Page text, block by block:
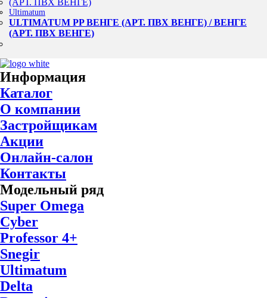
Ultimatum
ULTIMATUM PP ВЕНГЕ (АРТ. ПВХ ВЕНГЕ) / ВЕНГЕ
(АРТ. ПВХ ВЕНГЕ)
Информация
Каталог
О компании
Застройщикам
Акции
Онлайн-салон
Контакты
Модельный ряд
Super Omega
Cyber
Professor 4+
Snegir
Ultimatum
Delta